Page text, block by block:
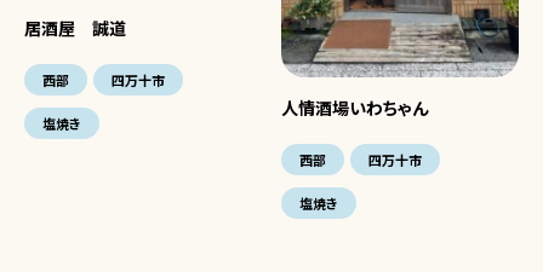
居酒屋 誠道
西部 四万十市
塩焼き
人情酒場いわちゃん
西部 四万十市
塩焼き